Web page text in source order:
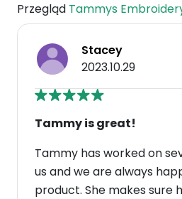
Przegląd Tammys
Stacey
2023.10.29
Tammy is great!
Tammy has worked on
us and we are always
product. She makes sure